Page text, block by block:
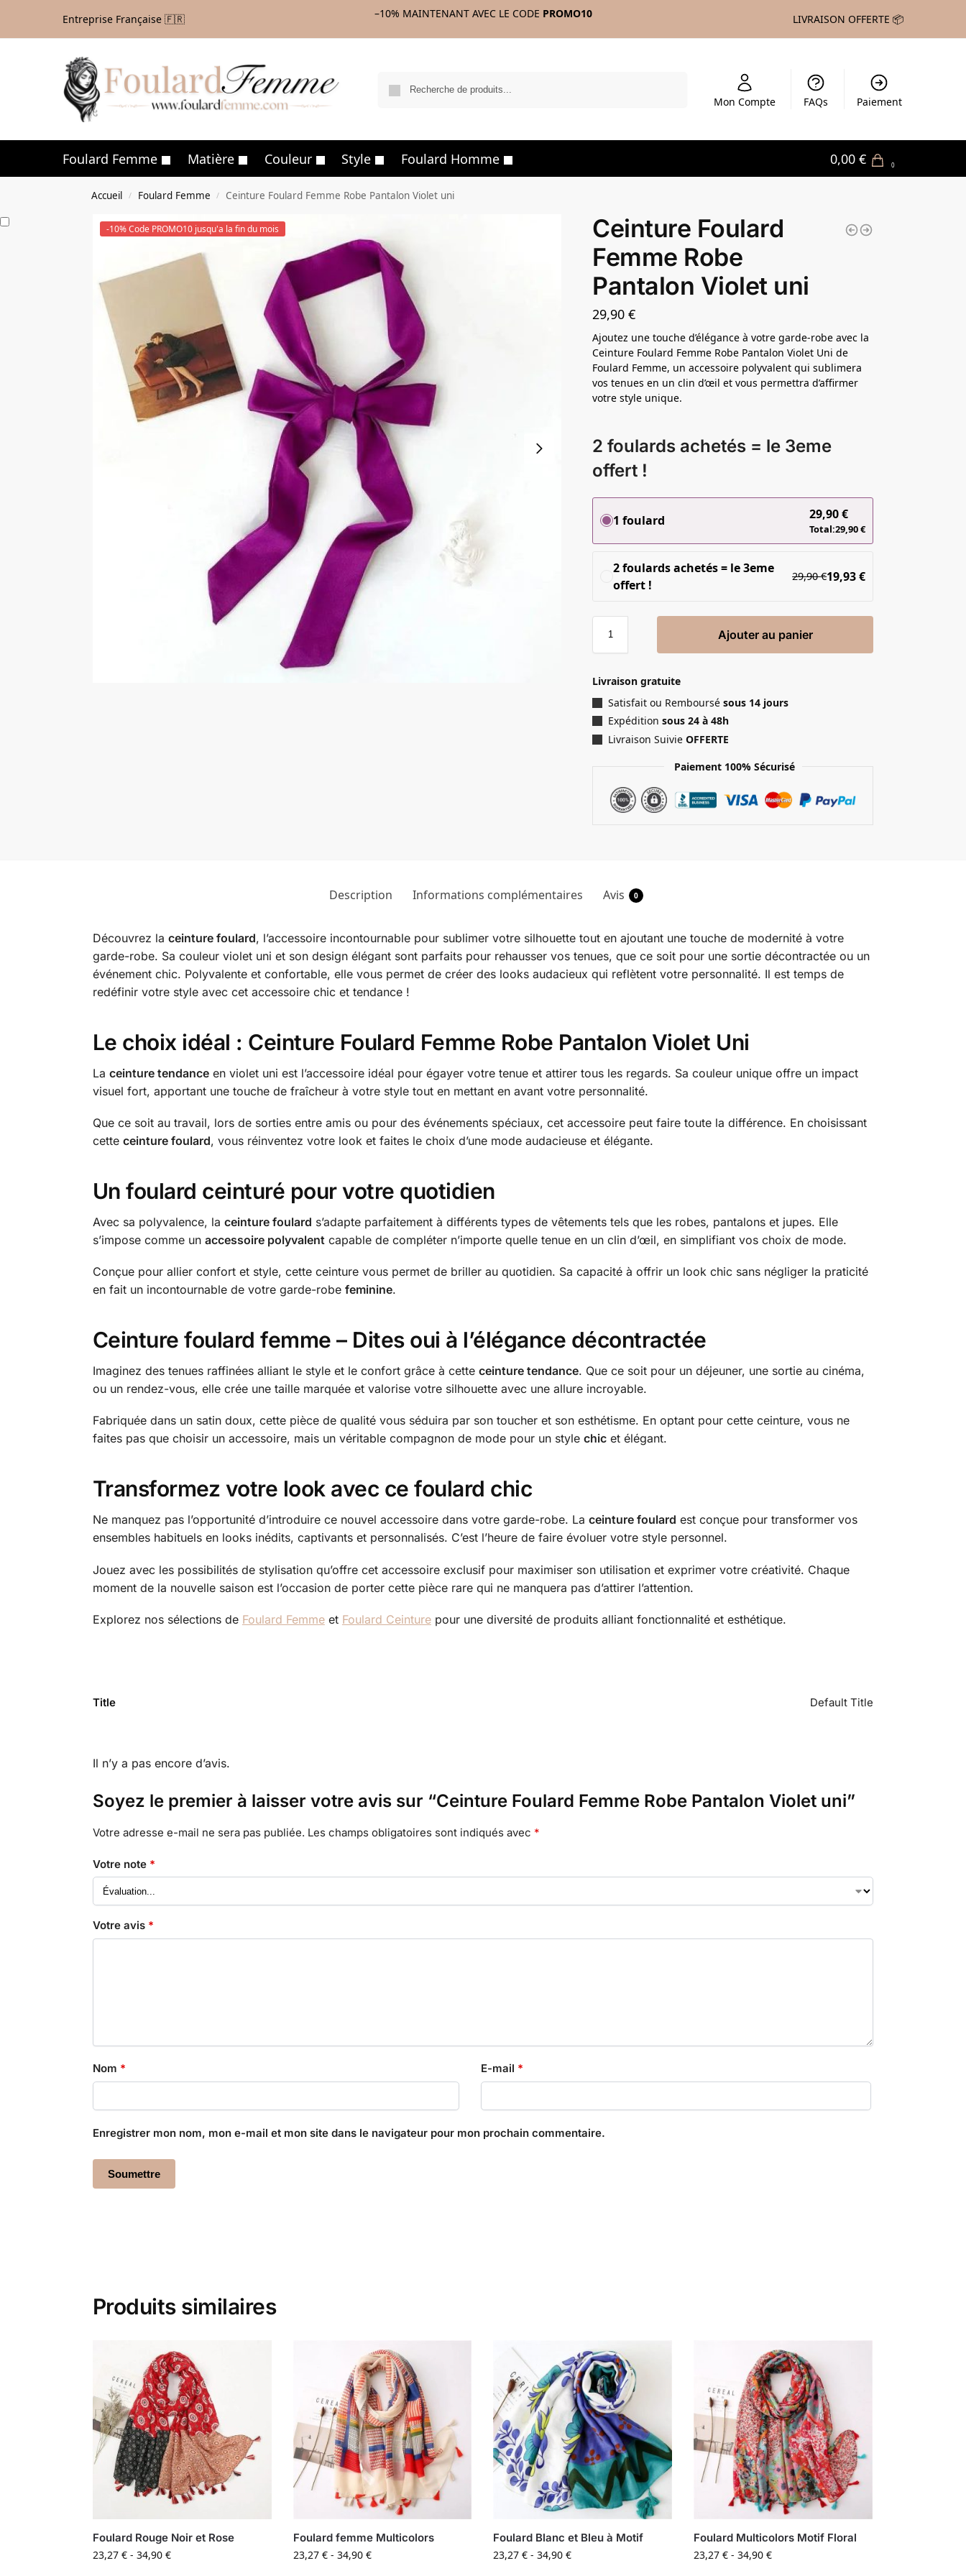
Entreprise Française 🇫🇷 –10% MAINTENANT AVEC LE CODE PROMO10 LIVRAISON OFFERTE 📦
Mon Compte FAQs Paiement
Foulard Femme Matière Couleur Style Foulard Homme 0,00 € 0
Accueil / Foulard Femme / Ceinture Foulard Femme Robe Pantalon Violet uni
-10% Code PROMO10 jusqu'a la fin du mois
Ceinture Foulard
Femme Robe
Pantalon Violet uni
29,90€
Ajoutez une touche d’élégance à votre garde-robe avec la
Ceinture Foulard Femme Robe Pantalon Violet Uni de
Foulard Femme, un accessoire polyvalent qui sublimera
vos tenues en un clin d’œil et vous permettra d’affirmer
votre style unique.
2 foulards achetés = le 3eme
offert !
1 foulard 29,90€
Total:29,90€
2 foulards achetés = le 3eme
offert !
29,90€19,93€
Ajouter au panier
Livraison gratuite
Satisfait ou Remboursésous 14 jours
Expédition sous 24 à 48h
Livraison SuivieOFFERTE
Paiement 100% Sécurisé
Description Informations complémentaires Avis 0
Découvrez la ceinture foulard, l’accessoire incontournable pour sublimer votre silhouette tout en ajoutant une touche de modernité à votre
garde-robe. Sa couleur violet uni et son design élégant sont parfaits pour rehausser vos tenues, que ce soit pour une sortie décontractée ou un
événement chic. Polyvalente et confortable, elle vous permet de créer des looks audacieux qui reflètent votre personnalité. Il est temps de
redéfinir votre style avec cet accessoire chic et tendance !
Le choix idéal : Ceinture Foulard Femme Robe Pantalon Violet Uni
La ceinture tendanceen violet uni est l’accessoire idéal pour égayer votre tenue et attirer tous les regards. Sa couleur unique offre un impact
visuel fort, apportant une touche de fraîcheur à votre style tout en mettant en avant votre personnalité.
Que ce soit au travail, lors de sorties entre amis ou pour des événements spéciaux, cet accessoire peut faire toute la différence. En choisissant
cette ceinture foulard, vous réinventez votre look et faites le choix d’une mode audacieuse et élégante.
Un foulard ceinturé pour votre quotidien
Avec sa polyvalence, la ceinture foulard s’adapte parfaitement à différents types de vêtements tels que les robes, pantalons et jupes. Elle
s’impose comme un accessoire polyvalent capable de compléter n’importe quelle tenue en un clin d’œil, en simplifiant vos choix de mode.
Conçue pour allier confort et style, cette ceinture vous permet de briller au quotidien. Sa capacité à offrir un look chic sans négliger la praticité
en fait un incontournable de votre garde-robe feminine.
Ceinture foulard femme – Dites oui à l’élégance décontractée
Imaginez des tenues raffinées alliant le style et le confort grâce à cette ceinture tendance. Que ce soit pour un déjeuner, une sortie au cinéma,
ou un rendez-vous, elle crée une taille marquée et valorise votre silhouette avec une allure incroyable.
Fabriquée dans un satin doux, cette pièce de qualité vous séduira par son toucher et son esthétisme. En optant pour cette ceinture, vous ne
faites pas que choisir un accessoire, mais un véritable compagnon de mode pour un style chicet élégant.
Transformez votre look avec ce foulard chic
Ne manquez pas l’opportunité d’introduire ce nouvel accessoire dans votre garde-robe. La ceinture foulard est conçue pour transformer vos
ensembles habituels en looks inédits, captivants et personnalisés. C’est l’heure de faire évoluer votre style personnel.
Jouez avec les possibilités de stylisation qu’offre cet accessoire exclusif pour maximiser son utilisation et exprimer votre créativité. Chaque
moment de la nouvelle saison est l’occasion de porter cette pièce rare qui ne manquera pas d’attirer l’attention.
Explorez nos sélections de Foulard Femmeet Foulard Ceinturepour une diversité de produits alliant fonctionnalité et esthétique.
Title Default Title
Il n’y a pas encore d’avis.
Soyez le premier à laisser votre avis sur “Ceinture Foulard Femme Robe Pantalon Violet uni”
Votre adresse e-mail ne sera pas publiée. Les champs obligatoires sont indiqués avec *
Votre note *
Votre avis *
Nom * E-mail *
Enregistrer mon nom, mon e-mail et mon site dans le navigateur pour mon prochain commentaire.
Produits similaires
Foulard Rouge Noir et Rose
23,27 €- 34,90 €
Foulard femme Multicolors
23,27 €- 34,90 €
Foulard Blanc et Bleu à Motif
23,27€ -34,90€
Foulard Multicolors Motif Floral
23,27€ -34,90€